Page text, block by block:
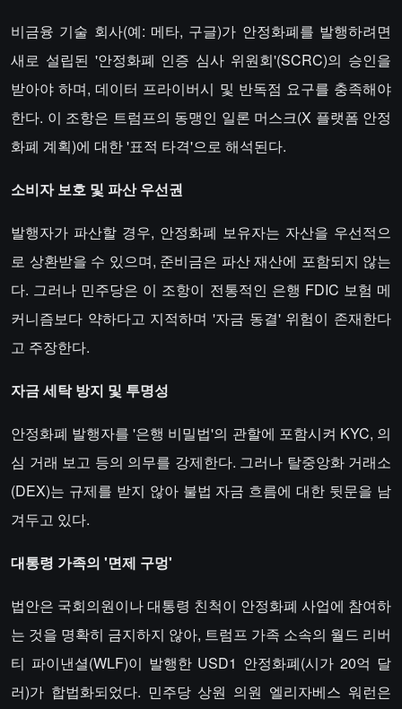
비금융 기술 회사(예: 메타, 구글)가 안정화폐를 발행하려면
새로 설립된 '안정화폐 인증 심사 위원회'(SCRC)의 승인을
받아야 하며, 데이터 프라이버시 및 반독점 요구를 충족해야
한다. 이 조항은 트럼프의 동맹인 일론 머스크(X 플랫폼 안정
화폐 계획)에 대한 '표적 타격'으로 해석된다.
​​소비자 보호 및 파산 우선권​​
발행자가 파산할 경우, 안정화폐 보유자는 자산을 우선적으
로 상환받을 수 있으며, 준비금은 파산 재산에 포함되지 않는
다. 그러나 민주당은 이 조항이 전통적인 은행 FDIC 보험 메
커니즘보다 약하다고 지적하며 '자금 동결' 위험이 존재한다
고 주장한다.
자금 세탁 방지 및 투명성​​
안정화폐 발행자를 '은행 비밀법'의 관할에 포함시켜 KYC, 의
심 거래 보고 등의 의무를 강제한다. 그러나 탈중앙화 거래소
(DEX)는 규제를 받지 않아 불법 자금 흐름에 대한 뒷문을 남
겨두고 있다.
대통령 가족의 '면제 구멍'​​
법안은 국회의원이나 대통령 친척이 안정화폐 사업에 참여하
는 것을 명확히 금지하지 않아, 트럼프 가족 소속의 월드 리버
티 파이낸셜(WLF)이 발행한 USD1 안정화폐(시가 20억 달
러)가 합법화되었다. 민주당 상원 의원 엘리자베스 워런은